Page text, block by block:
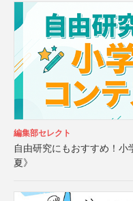
編集部セレクト
自由研究にもおすすめ！
夏》